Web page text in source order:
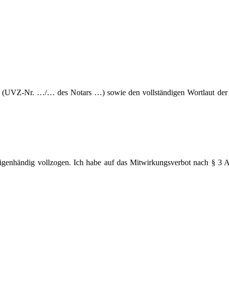
Nr. …/… des Notars …) sowie den vollständigen Wortlaut der
vollzogen. Ich habe auf das Mitwirkungsverbot nach § 3